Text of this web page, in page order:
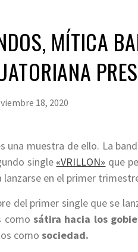
MÍTICA
18, 2020
una muestra de ello. La
single «VRILLON» que
lanzarse en el primer
del primer single que se
como sátira hacia los
como sociedad.